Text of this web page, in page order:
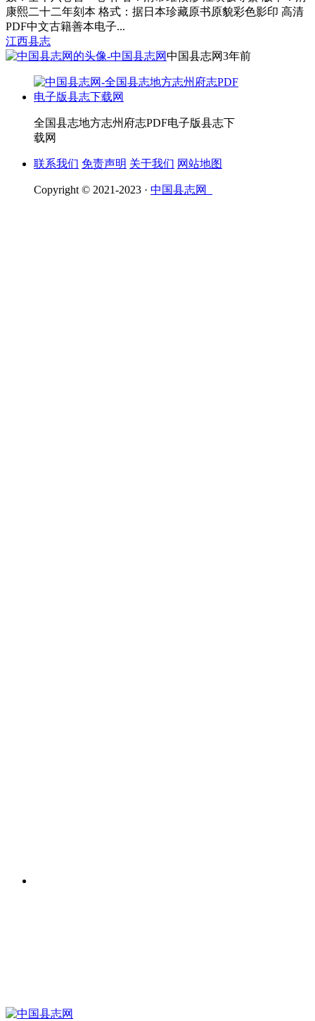
康熙二十二年刻本 格式：据日本珍藏原书原貌彩色影印 高清
PDF中文古籍善本电子...
江西县志
中国县志网3年前
全国县志地方志州府志PDF电子版县志下
载网
联系我们 免责声明 关于我们 网站地图
Copyright © 2021-2023 · 中国县志网